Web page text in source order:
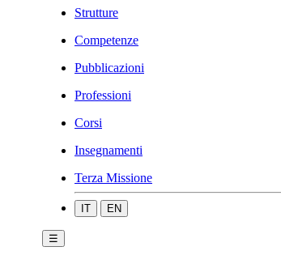
Strutture
Competenze
Pubblicazioni
Professioni
Corsi
Insegnamenti
Terza Missione
IT EN
☰